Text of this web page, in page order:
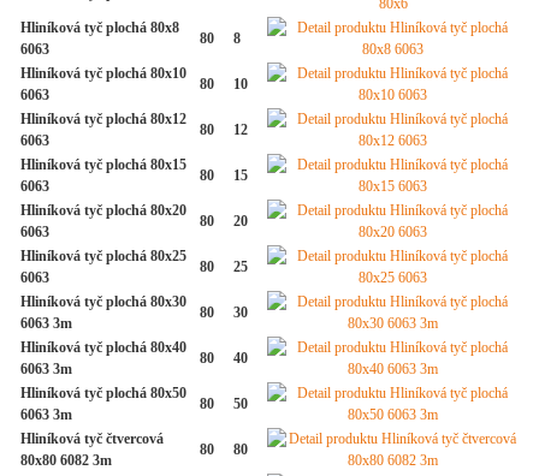
Hliníková tyč plochá 80x8
6063
80 8
Hliníková tyč plochá 80x10
6063
80 10
Hliníková tyč plochá 80x12
6063
80 12
Hliníková tyč plochá 80x15
6063
80 15
Hliníková tyč plochá 80x20
6063
80 20
Hliníková tyč plochá 80x25
6063
80 25
Hliníková tyč plochá 80x30
6063 3m
80 30
Hliníková tyč plochá 80x40
6063 3m
80 40
Hliníková tyč plochá 80x50
6063 3m
80 50
Hliníková tyč čtvercová
80x80 6082 3m
80 80